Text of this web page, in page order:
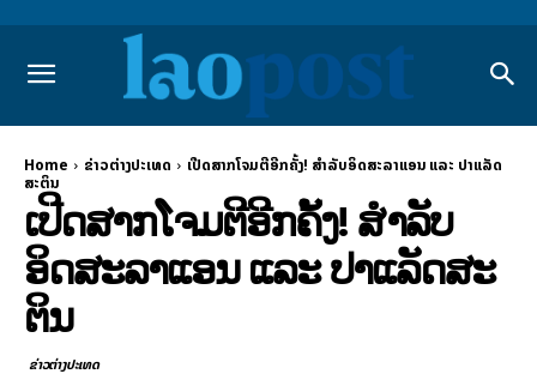
Home ຂ່າວຕ່າງປະເທດ
ເປີດສາກໂຈມຕີອີກຄັ້ງ! ສຳລັບອິດສະລາແອນ ແລະ ປາແລັດ
ສະຕິນ
ເປີດສາກໂຈມຕີອີກຄັ້ງ! ສຳລັບ
ອິດສະລາແອນ ແລະ ປາແລັດສະ
ຕິນ
ຂ່າວຕ່າງປະເທດ